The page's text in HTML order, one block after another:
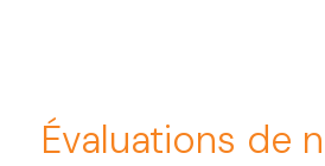
Évaluations de